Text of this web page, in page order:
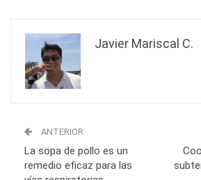
Javier Mariscal C.
ANTERIOR
La sopa de pollo es un
remedio eficaz para las